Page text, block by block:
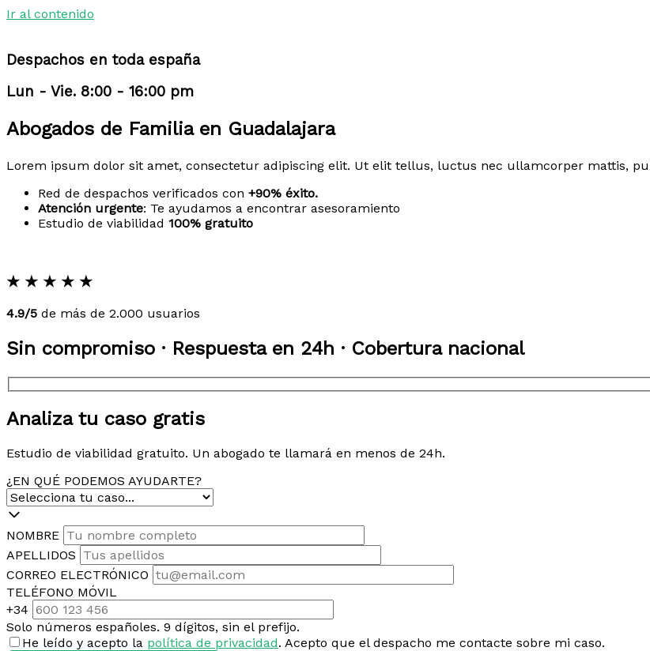
Ir al contenido
Despachos en toda españa
Lun - Vie. 8:00 - 16:00 pm
Abogados de Familia en Guadalajara
Lorem ipsum dolor sit amet, consectetur adipiscing elit. Ut elit tellus, luctus nec ullamcorper mattis,
Red de despachos verificados con +90% éxito.
Atención urgente: Te ayudamos a encontrar asesoramiento
Estudio de viabilidad 100% gratuito
★ ★ ★ ★ ★
4.9/5 de más de 2.000 usuarios
Sin compromiso · Respuesta en 24h · Cobertura nacional
Analiza tu caso gratis
Estudio de viabilidad gratuito. Un abogado te llamará en menos de 24h.
¿EN QUÉ PODEMOS AYUDARTE?
NOMBRE
APELLIDOS
CORREO ELECTRÓNICO
TELÉFONO MÓVIL
+34
Solo números españoles. 9 dígitos, sin el prefijo.
He leído y acepto la política de privacidad. Acepto que el despacho me contacte sobre mi caso.